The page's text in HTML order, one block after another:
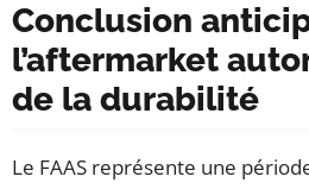
Conclusion
l’aftermarket
de la durabilité
Le FAAS représente une